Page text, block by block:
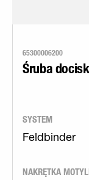
65300006200
Śruba
SYSTEM
Feldbinder
NAKRĘTKA